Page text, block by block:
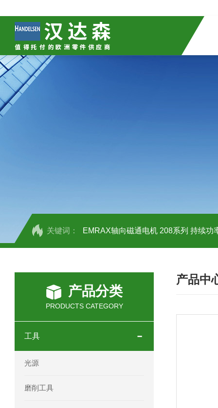
关键词： EMRAX轴向磁通电机 208系列 持续功
OEMER三相同步电机MTES 132SB/2
OEMER三相同步电机MTES 160MA/2
OEMER电机QLS 180M环保农业领域
产品分类
PRODUCTS CATEGORY
工具
光源
磨削工具
产品中